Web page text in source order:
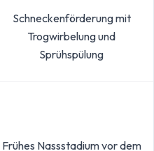
Schneckenförderung mit
Trogwirbelung und
Sprühspülung
Frühes Nassstadium vor dem